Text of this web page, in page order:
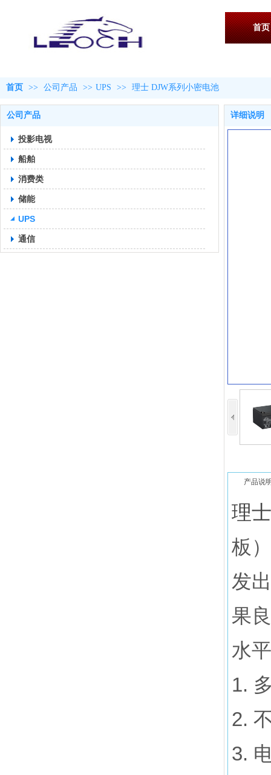
首页
首页 >> 公司产品 >> UPS >> 理士 DJW系列小密电池
公司产品
投影电视
船舶
消费类
储能
UPS
通信
详细说明
产品说
理
板
发
果
水
1.
2.
3.